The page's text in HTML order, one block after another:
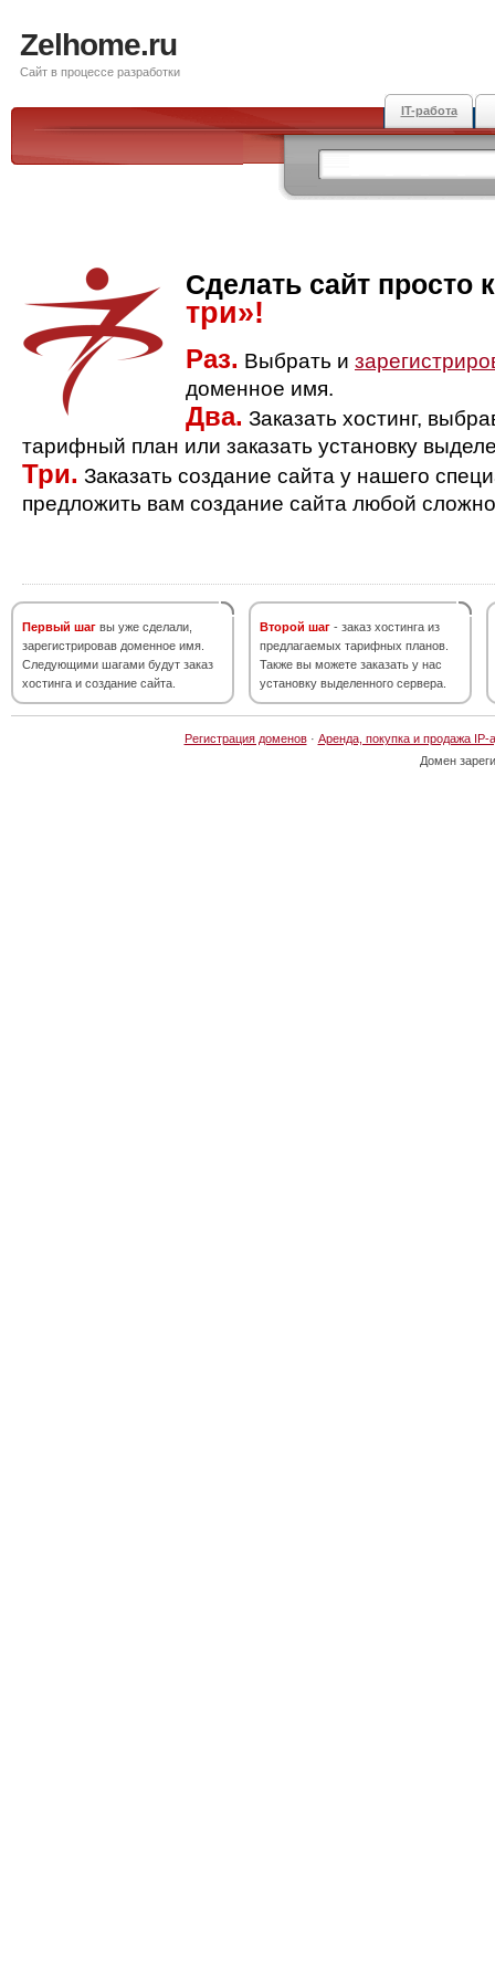
Zelhome.ru
Сайт в процессе разработки
IT-работа
Сделать сайт просто
три»!
Раз. Выбрать и
доменное имя.
Два. Заказать хостинг,
тарифный план или заказать установку
Три. Заказать создание сайта у нашего
предложить вам создание сайта любой
Первый шаг вы уже сделали,
зарегистрировав доменное имя.
Следующими шагами будут заказ
хостинга и создание сайта.
Второй шаг - заказ хостинга из
предлагаемых тарифных планов.
Также вы можете заказать у нас
установку выделенного сервера.
Регистрация доменов· Аренда, покупка и продажа IP-
Домен